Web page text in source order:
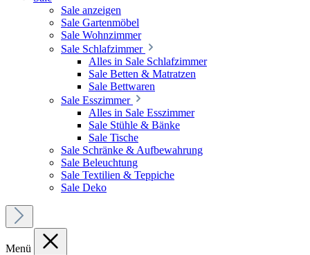
Sale anzeigen
Sale Gartenmöbel
Sale Wohnzimmer
Sale Schlafzimmer
Alles in Sale Schlafzimmer
Sale Betten & Matratzen
Sale Bettwaren
Sale Esszimmer
Alles in Sale Esszimmer
Sale Stühle & Bänke
Sale Tische
Sale Schränke & Aufbewahrung
Sale Beleuchtung
Sale Textilien & Teppiche
Sale Deko
Menü